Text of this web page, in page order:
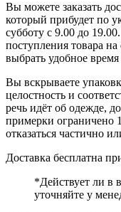
Вы можете заказать
который прибудет по
субботу с 9.00 до
поступления товара
выбрать удобное
Вы вскрываете
целостность и
речь идёт об одежде,
примерки ограничено
отказаться частично
Доставка бесплатна
*Действует ли в
уточняйте у